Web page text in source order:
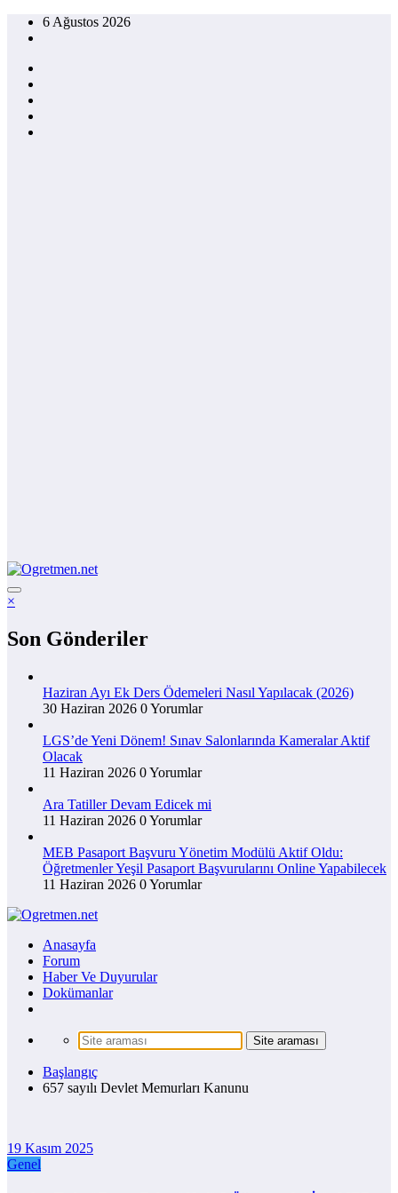
İçeriğe6 Ağustos 2026
×
Son Gönderiler
Haziran Ayı Ek Ders Ödemeleri Nasıl Yapılacak (2026)
30 Haziran 2026 0 Yorumlar
LGS’de Yeni Dönem! Sınav Salonlarında Kameralar Aktif
Olacak
11 Haziran 2026 0 Yorumlar
Ara Tatiller Devam Edicek mi
11 Haziran 2026 0 Yorumlar
MEB Pasaport Başvuru Yönetim Modülü Aktif Oldu:
Öğretmenler Yeşil Pasaport Başvurularını Online Yapabilecek
11 Haziran 2026 0 Yorumlar
Anasayfa
Forum
Haber Ve Duyurular
Dokümanlar
Başlangıç
657 sayılı Devlet Memurları Kanunu
19 Kasım 2025
Genel